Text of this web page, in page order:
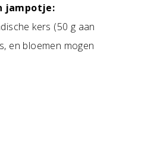
jampotje:
kers (50 g aan
en bloemen mogen